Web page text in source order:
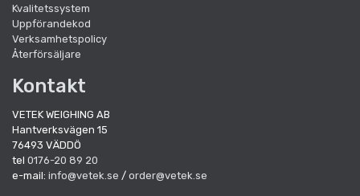
Kvalitetssystem
Uppförandekod
Verksamhetspolicy
Återförsäljare
Kontakt
VETEK WEIGHING AB
Hantverksvägen 15
76493 VÄDDÖ
tel 0176-20 89 20
e-mail: info@vetek.se / order@vetek.se